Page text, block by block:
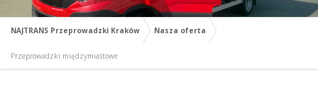
NAJTRANS Przeprowadzki Kraków Nasza oferta
Przeprowadzki międzymiastowe